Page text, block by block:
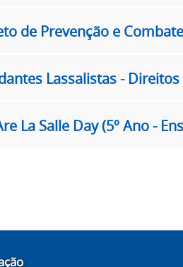
de Prevenção e
Lassalistas -
La Salle Day (5º Ano -